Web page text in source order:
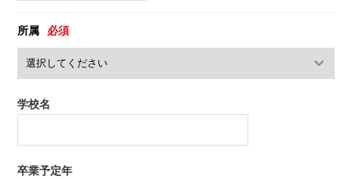
所属 必須
学校名
卒業予定年